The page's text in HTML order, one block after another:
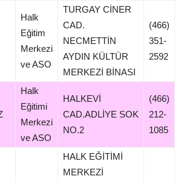
Halk
Eğitim
Merkezi
ve ASO
TURGAY CİNER
CAD.
NECMETTİN
AYDIN KÜLTÜR
MERKEZİ BİNASI
(466)
351-
2592
Halk
Eğitimi
Merkezi
ve ASO
HALKEVİ
CAD.ADLİYE SOK
NO.2
(466)
212-
1085
HALK EĞİTİMİ
MERKEZİ